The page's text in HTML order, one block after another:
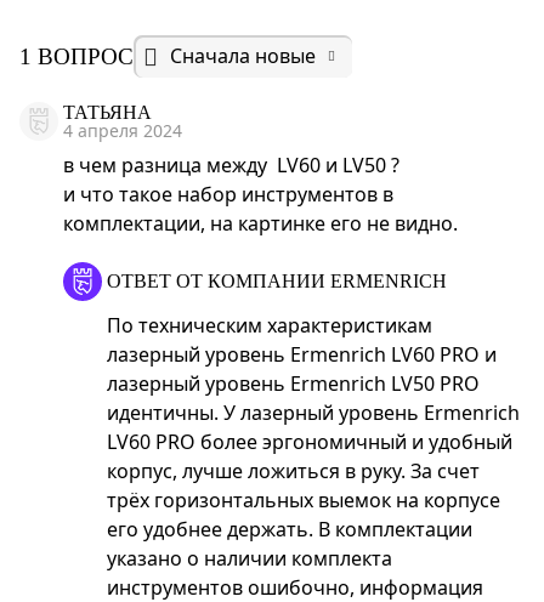
1 ВОПРОС Сначала новые
ТАТЬЯНА
4 апреля 2024
в чем разница между LV60 и LV50 ?
и что такое набор инструментов в
комплектации, на картинке его не видно.
ОТВЕТ ОТ КОМПАНИИ ERMENRICH
По техническим характеристикам
лазерный уровень Ermenrich LV60 PRO и
лазерный уровень Ermenrich LV50 PRO
идентичны. У лазерный уровень Ermenrich
LV60 PRO более эргономичный и удобный
корпус, лучше ложиться в руку. За счет
трёх горизонтальных выемок на корпусе
его удобнее держать. В комплектации
указано о наличии комплекта
инструментов ошибочно, информация